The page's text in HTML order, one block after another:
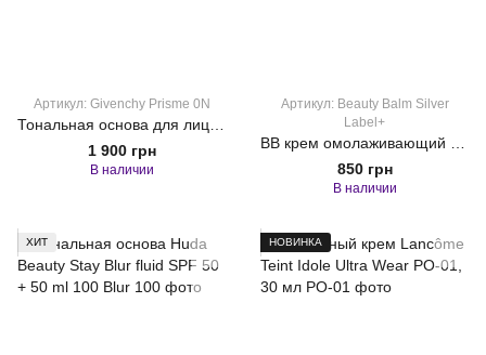
Артикул: Givenchy Prisme 0N
1 900 грн
В наличии
Артикул: Beauty Balm Silver
Label+
850 грн
В наличии
ХИТ НОВИНКА